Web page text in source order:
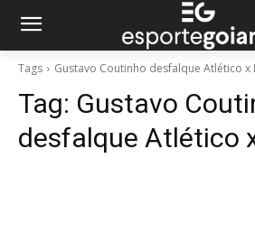
Tags Gustavo Coutinho desfalque Atlético x
Tag: Gustavo
desfalque Atlético